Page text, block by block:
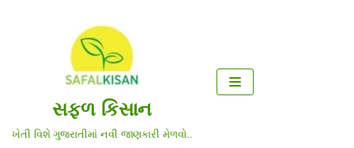
સફળ કિસાન
ખેતી વિશે ગુજરાતીમાં નવી જાણકારી મેળવો..